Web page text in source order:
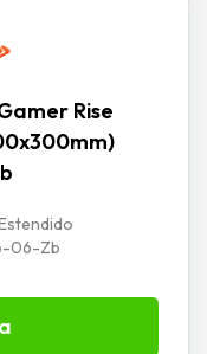
Rise
06-Zb